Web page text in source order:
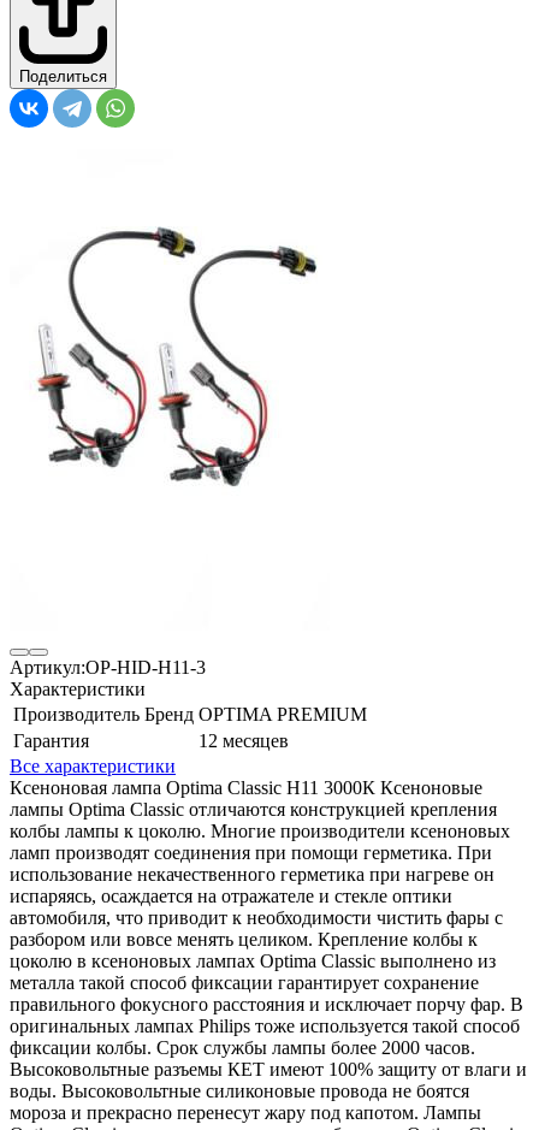
Поделиться
Артикул:OP-HID-H11-3
Характеристики
Производитель Бренд OPTIMA PREMIUM
Гарантия
12 месяцев
Все характеристики
Ксеноновая лампа Optima Classic Н11 3000К Ксеноновые
лампы Optima Classic отличаются конструкцией крепления
колбы лампы к цоколю. Многие производители ксеноновых
ламп производят соединения при помощи герметика. При
использование некачественного герметика при нагреве он
испаряясь, осаждается на отражателе и стекле оптики
автомобиля, что приводит к необходимости чистить фары с
разбором или вовсе менять целиком. Крепление колбы к
цоколю в ксеноновых лампах Optima Classic выполнено из
металла такой способ фиксации гарантирует сохранение
правильного фокусного расстояния и исключает порчу фар. В
оригинальных лампах Philips тоже используется такой способ
фиксации колбы. Срок службы лампы более 2000 часов.
Высоковольтные разъемы КЕТ имеют 100% защиту от влаги и
воды. Высоковольтные силиконовые провода не боятся
мороза и прекрасно перенесут жару под капотом. Лампы